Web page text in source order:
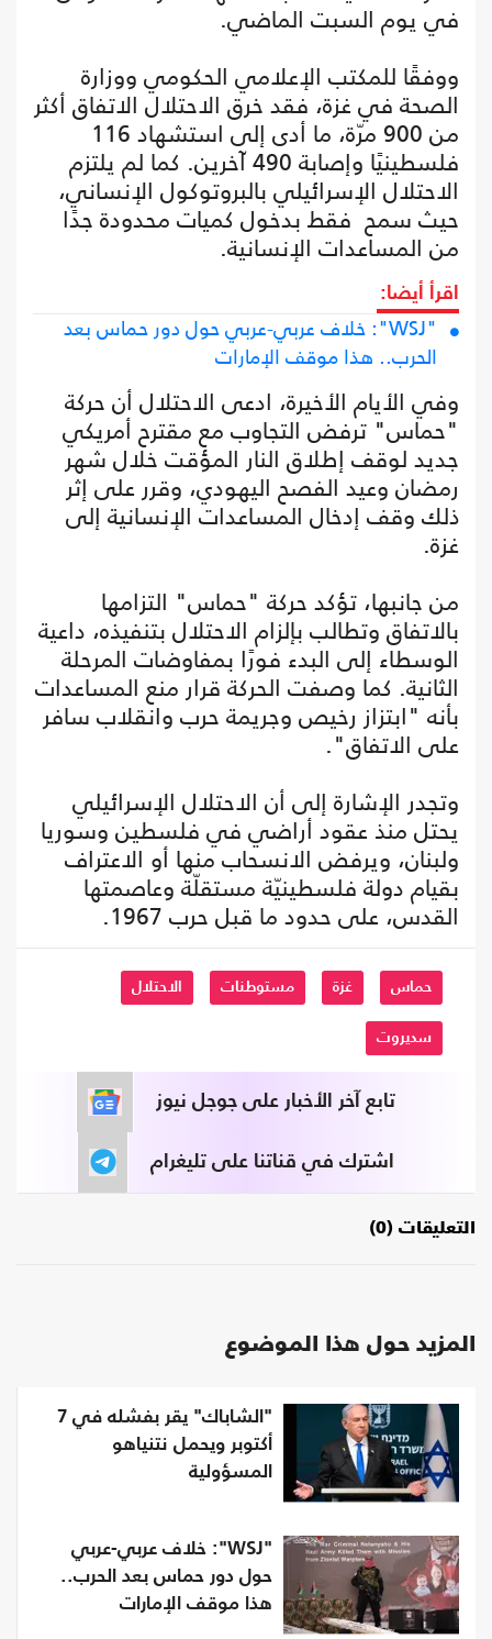
في يوم السبت الماضي.
ووفقًا للمكتب الإعلامي الحكومي ووزارة
الصحة في غزة، فقد خرق الاحتلال الاتفاق أكثر
من 900 مرّة، ما أدى إلى استشهاد 116
فلسطينيًا وإصابة 490 آخرين. كما لم يلتزم
الاحتلال الإسرائيلي بالبروتوكول الإنساني،
حيث سمح فقط بدخول كميات محدودة جدًا
من المساعدات الإنسانية.
اقرأ أيضا:
"WSJ": خلاف عربي-عربي حول دور حماس بعد
الحرب.. هذا موقف الإمارات
وفي الأيام الأخيرة، ادعى الاحتلال أن حركة
"حماس" ترفض التجاوب مع مقترح أمريكي
جديد لوقف إطلاق النار المؤقت خلال شهر
رمضان وعيد الفصح اليهودي، وقرر على إثر
ذلك وقف إدخال المساعدات الإنسانية إلى
غزة.
من جانبها، تؤكد حركة "حماس" التزامها
بالاتفاق وتطالب بإلزام الاحتلال بتنفيذه، داعية
الوسطاء إلى البدء فورًا بمفاوضات المرحلة
الثانية. كما وصفت الحركة قرار منع المساعدات
بأنه "ابتزاز رخيص وجريمة حرب وانقلاب سافر
على الاتفاق".
وتجدر الإشارة إلى أن الاحتلال الإسرائيلي
يحتل منذ عقود أراضي في فلسطين وسوريا
ولبنان، ويرفض الانسحاب منها أو الاعتراف
بقيام دولة فلسطينيّة مستقلّة وعاصمتها
القدس، على حدود ما قبل حرب 1967.
حماس غزة مستوطنات الاحتلال
سديروت
تابع آخر الأخبار على جوجل نيوز
اشترك في قناتنا على تليغرام
التعليقات (0)
المزيد حول هذا الموضوع
"الشاباك" يقر بفشله في 7
أكتوبر ويحمل نتنياهو
المسؤولية
"WSJ": خلاف عربي-عربي
حول دور حماس بعد الحرب..
هذا موقف الإمارات